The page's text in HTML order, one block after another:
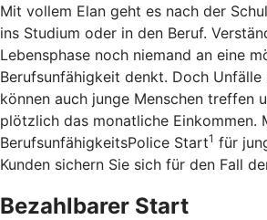
Mit vollem Elan geht es nach der
ins Studium oder in den Beruf.
Lebensphase noch niemand an eine
Berufsunfähigkeit denkt. Doch Unfälle
können auch junge Menschen treffen
plötzlich das monatliche Einkommen.
BerufsunfähigkeitsPolice Start1 für
Kunden sichern Sie sich für den Fall
Bezahlbarer Start